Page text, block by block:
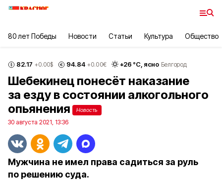
80 лет Победы Новости Статьи Культура Общество
82.17 +0.00$ 94.84 +0.00€ +26 °С, ясно Белгород
Шебекинец понесёт наказание
за езду в состоянии алкогольного
опьянения
Новость
30 августа 2021, 13:36
Мужчина не имел права садиться за руль
по решению суда.